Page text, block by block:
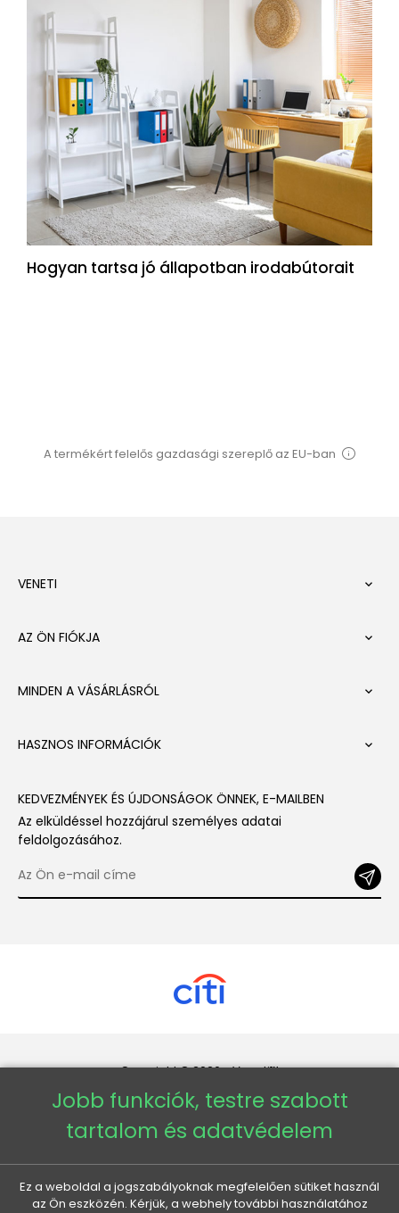
Hogyan tartsa jó állapotban irodabútorait
A termékért felelős gazdasági szereplő az EU-ban
VENETI 
AZ ÖN FIÓKJA 
MINDEN A VÁSÁRLÁSRÓL 
HASZNOS INFORMÁCIÓK 
KEDVEZMÉNYEK ÉS ÚJDONSÁGOK ÖNNEK, E-MAILBEN
Az elküldéssel hozzájárul személyes adatai
feldolgozásához.
Copyright © 2026 - Veneti™
Veneti HU
Veneti CZ
Veneti DE
Jobb funkciók, testre szabott
tartalom és adatvédelem
Ez a weboldal a jogszabályoknak megfelelően sütiket használ
az Ön eszközén. Kérjük, a webhely további használatához